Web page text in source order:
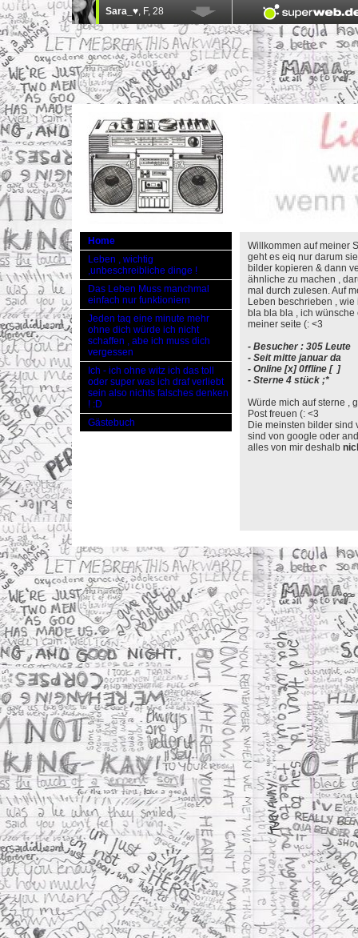
Home
Leben , wichtig
,unbeschreibliche dinge !
Das Leben Muss manchmal
einfach nur funktioniern
Jeden taq eine minute mehr
ohne dich würde ich nicht
schaffen , abe ich muss dich
vergessen
Ich - ich ohne witz ich das toll
oder super was ich draf verliebt
sein also nichts falsches denken
! :D
Gästebuch
Willkommen auf meiner
geht es eiq nur darum
bilder kopieren & dann
ähnliche zu machen ,
mal durch zulesen. Auf
Leben beschrieben ,
bla bla bla , ich
meiner seite (: <3
- Besucher : 305 Leute
- Seit mitte januar da
- Online [x] 0ffline [ ]
- Sterne 4 stück ;*
Würde mich auf sterne ,
Post freuen (: <3
Die meinsten bilder
sind von google oder
alles von mir deshalb